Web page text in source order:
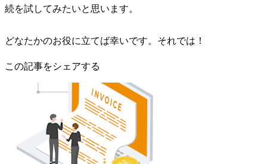
続を試してみたいと思います。
どなたかのお役に立てば幸いです。それでは！
この記事をシェアする